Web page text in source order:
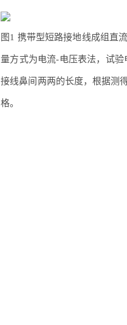
图1 携带型短路接地线成组直
量方式为电流-电压表法，试
接线鼻间两两的长度，根据测
格。